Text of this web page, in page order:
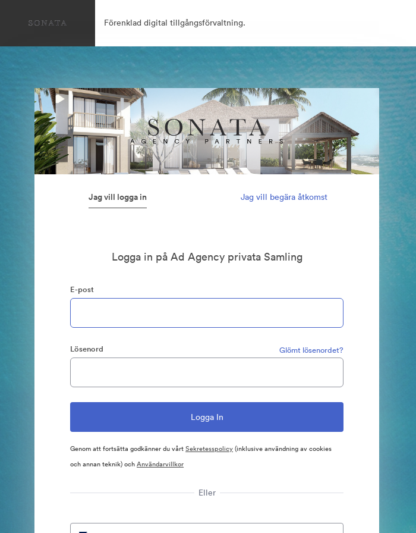
Förenklad digital tillgångsförvaltning.
Jag vill logga in Jag vill begära åtkomst
Logga in på Ad Agency privata Samling
E-post
Lösenord Glömt lösenordet?
Genom att fortsätta godkänner du vårtSekretesspolicy(inklusive användning av cookies
och annan teknik) ochAnvändarvillkor
Eller